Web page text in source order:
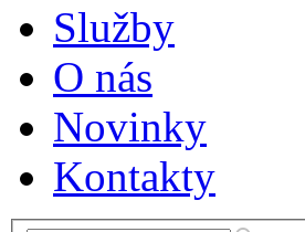
Služby
O nás
Novinky
Kontakty